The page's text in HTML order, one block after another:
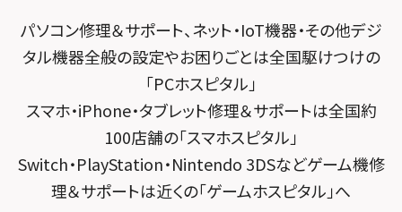
スマホスピタル横浜駅前
スマホスピタル横浜関内
スマホスピタル テルル上大岡
スマホスピタル 大森
スマホスピタル練馬
スマホスピタル 神田
スマホスピタル三軒茶屋
スマホスピタル秋葉原
スマホスピタル宇治槙島
スマホスピタル烏丸
スマホスピタル 京都宇治
スマホスピタル 福知山
スマホスピタル神戸三宮
パソコン修理＆サポート、ネット・IoT機器・その他デジ
タル機器全般の設定やお困りごとは全国駆けつけの
「PCホスピタル」
スマホ・iPhone・タブレット修理＆サポートは全国約
100店舗の「スマホスピタル」
Switch・PlayStation・Nintendo 3DSなどゲーム機修
理＆サポートは近くの「ゲームホスピタル」へ